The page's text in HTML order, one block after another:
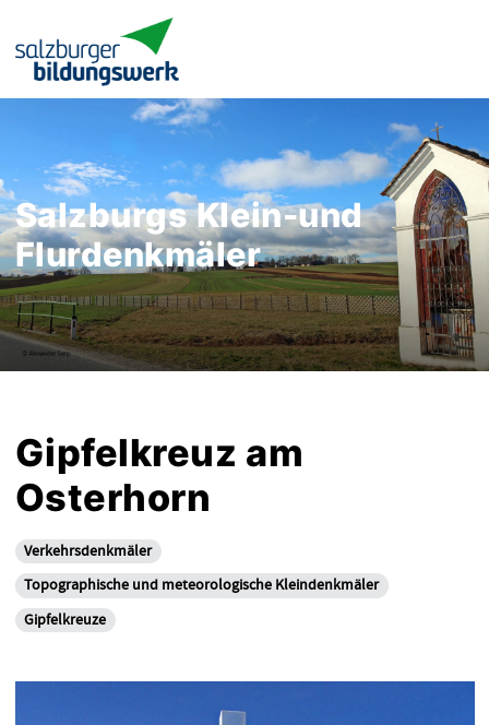
Salzburgs Klein-und
Flurdenkmäler
Gipfelkreuz am
Osterhorn
Verkehrsdenkmäler
Topographische und meteorologische Kleindenkmäler
Gipfelkreuze